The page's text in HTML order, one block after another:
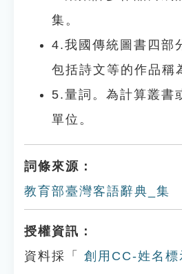
集。
4.我國傳統圖書四部
包括詩文等的作品稱
5.量詞。為計算叢書
單位。
詞條來源：
教育部臺灣客語辭典_集
授權資訊：
資料採「
創用CC-姓名